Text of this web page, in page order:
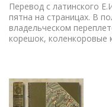
Перевод с латинского
пятна на страницах. В
владельческом
корешок, коленкоровые